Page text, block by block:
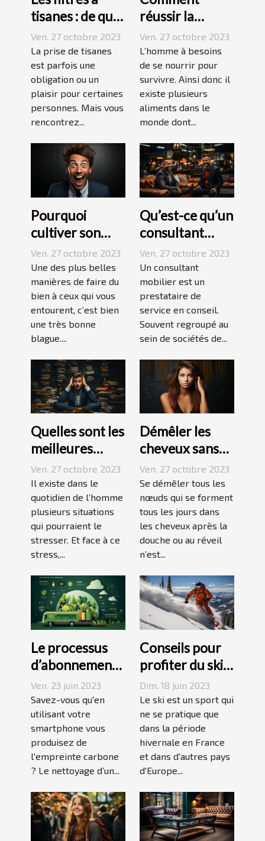
tisanes : de quoi
s’agit-il ?
Ven. 27 octobre 2023
La prise de tisanes
est parfois une
obligation ou un
plaisir pour certaines
personnes. Mais vous
rencontrez...
réussir la
préparation du
riz ?
Ven. 27 octobre 2023
L’homme à besoins
de se nourrir pour
survivre. Ainsi donc il
existe plusieurs
aliments dans le
monde dont...
Pourquoi
cultiver son
esprit
humoristique ?
Ven. 27 octobre 2023
Une des plus belles
manières de faire du
bien à ceux qui vous
entourent, c’est bien
une très bonne
blague....
Qu’est-ce qu’un
consultant
mobilier ?
Ven. 27 octobre 2023
Un consultant
mobilier est un
prestataire de
service en conseil.
Souvent regroupé au
sein de sociétés de...
Quelles sont les
meilleures
techniques
pour vaincre le
stress ?
Ven. 27 octobre 2023
Il existe dans le
quotidien de l’homme
plusieurs situations
qui pourraient le
stresser. Et face à ce
stress,...
Démêler les
cheveux sans
difficulté et
sans douleur :
comment s’y
prendre ?
Ven. 27 octobre 2023
Se démêler tous les
nœuds qui se forment
tous les jours dans
les cheveux après la
douche ou au réveil
n’est...
Le processus
d’abonnement
et de réduction
de votre
empreinte
carbone avec
un forfait
mobile
Ven. 23 juin 2023
Savez-vous qu'en
utilisant votre
smartphone vous
produisez de
l'empreinte carbone
? Le nettoyage d’un...
Conseils pour
profiter du ski
en juin, juillet,
août ou
septembre
Dim. 18 juin 2023
Le ski est un sport qui
ne se pratique que
dans la période
hivernale en France
et dans d'autres pays
d'Europe...